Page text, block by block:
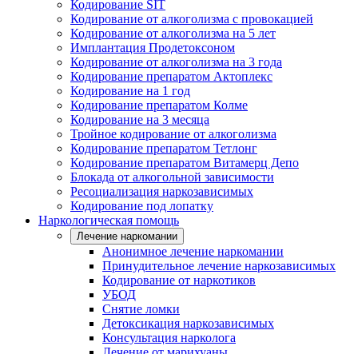
Кодирование SIT
Кодирование от алкоголизма с провокацией
Кодирование от алкоголизма на 5 лет
Имплантация Продетоксоном
Кодирование от алкоголизма на 3 года
Кодирование препаратом Актоплекс
Кодирование на 1 год
Кодирование препаратом Колме
Кодирование на 3 месяца
Тройное кодирование от алкоголизма
Кодирование препаратом Тетлонг
Кодирование препаратом Витамерц Депо
Блокада от алкогольной зависимости
Ресоциализация наркозависимых
Кодирование под лопатку
Наркологическая помощь
Лечение наркомании
Анонимное лечение наркомании
Принудительное лечение наркозависимых
Кодирование от наркотиков
УБОД
Снятие ломки
Детоксикация наркозависимых
Консультация нарколога